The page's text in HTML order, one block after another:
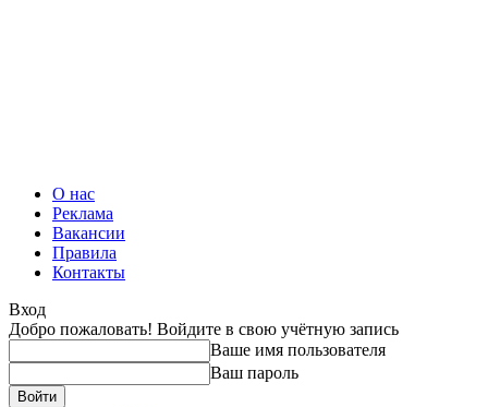
О нас
Реклама
Вакансии
Правила
Контакты
Вход
Добро пожаловать! Войдите в свою учётную запись
Ваше имя пользователя
Ваш пароль